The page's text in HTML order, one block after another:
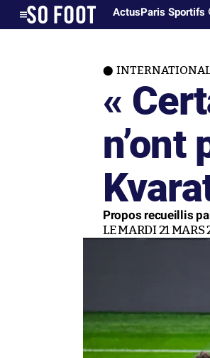
ActusParis Sportifs
«
n’ont
Propos recueillis
LE MARDI 21